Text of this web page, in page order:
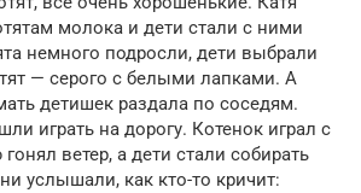
молока и дети стали с ними
немного подросли, дети выбрали
— серого с белыми лапками. А
детишек раздала по соседям.
играть на дорогу. Котенок играл с
ветер, а дети стали собирать
услышали, как кто-то кричит: